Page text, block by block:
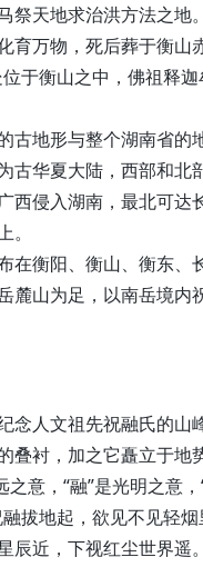
祭天地求治洪方法之
育万物，死后葬于衡山
于衡山之中，佛祖释
古地形与整个湖南省
古华夏大陆，西部和
西侵入湖南，最北可
在衡阳、衡山、衡东、
麓山为足，以南岳境内
人文祖先祝融氏的山
叠衬，加之它矗立于
意，“融”是光明之意
拔地起，欲见不见轻
辰近，下视红尘世界遥